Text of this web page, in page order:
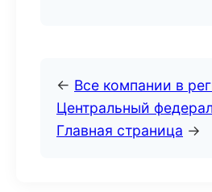
← Все компании в
Центральный
Главная страница →